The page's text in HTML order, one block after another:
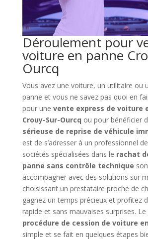
Déroulement pour
voiture en panne
Ourcq
Vous avez une voiture, un utilitaire ou
panne et vous ne savez pas quoi en
pour une vente express de voiture
Crouy-Sur-Ourcq ou pour bénéficier
sérieuse de reprise de véhicule
est de s’adresser à un professionnel
sociétés spécialisées dans le rachat
panne sans contrôle technique
accompagner avec des solutions sur
choisissant un prestataire proche de
gagnez un temps précieux et profitez
rapide et sans mauvaises surprises.
procédure de cession de voiture
simple et se fait en quelques étapes